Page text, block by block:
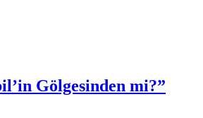
Gölgesinden mi?”